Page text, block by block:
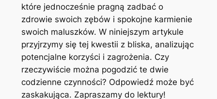
które jednocześnie pragną zadbać o
zdrowie swoich zębów i spokojne karmienie
swoich maluszków. W niniejszym artykule
przyjrzymy się tej kwestii z bliska, analizując
potencjalne korzyści​ i ⁣zagrożenia. ‍Czy
rzeczywiście można pogodzić te dwie
codzienne czynności? Odpowiedź może być
zaskakująca. Zapraszamy do⁢ lektury!